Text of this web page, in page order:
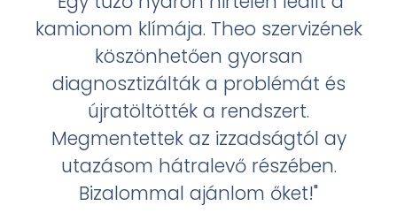
kamionom klímája. Theo szervizének
köszönhetően gyorsan
diagnosztizálták a problémát és
újratöltötték a rendszert.
Megmentettek az izzadságtól ay
utazásom hátralevő részében.
Bizalommal ajánlom őket!"